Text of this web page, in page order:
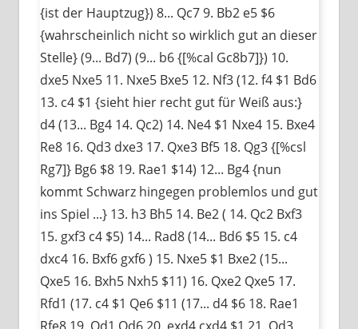
{ist der Hauptzug}) 8... Qc7 9. Bb2 e5 $6
{wahrscheinlich nicht so wirklich gut an dieser
Stelle} (9... Bd7) (9... b6 {[%cal Gc8b7]}) 10.
dxe5 Nxe5 11. Nxe5 Bxe5 12. Nf3 (12. f4 $1 Bd6
13. c4 $1 {sieht hier recht gut für Weiß aus:}
d4 (13... Bg4 14. Qc2) 14. Ne4 $1 Nxe4 15. Bxe4
Re8 16. Qd3 dxe3 17. Qxe3 Bf5 18. Qg3 {[%csl
Rg7]} Bg6 $8 19. Rae1 $14) 12... Bg4 {nun
kommt Schwarz hingegen problemlos und gut
ins Spiel ...} 13. h3 Bh5 14. Be2 ( 14. Qc2 Bxf3
15. gxf3 c4 $5) 14... Rad8 (14... Bd6 $5 15. c4
dxc4 16. Bxf6 gxf6 ) 15. Nxe5 $1 Bxe2 (15...
Qxe5 16. Bxh5 Nxh5 $11) 16. Qxe2 Qxe5 17.
Rfd1 (17. c4 $1 Qe6 $11 (17... d4 $6 18. Rae1